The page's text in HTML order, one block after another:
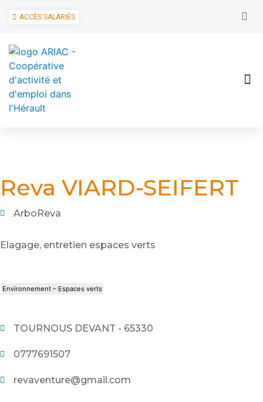
ACCÈS SALARIÉS
Reva VIARD-SEIFERT
ArboReva
Elagage, entretien espaces verts
Environnement – Espaces verts
TOURNOUS DEVANT - 65330
0777691507
revaventure@gmail.com